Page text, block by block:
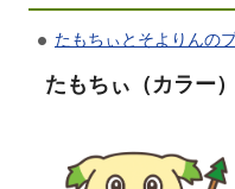
たもちぃとそよりんの
たもちぃ（カラー）